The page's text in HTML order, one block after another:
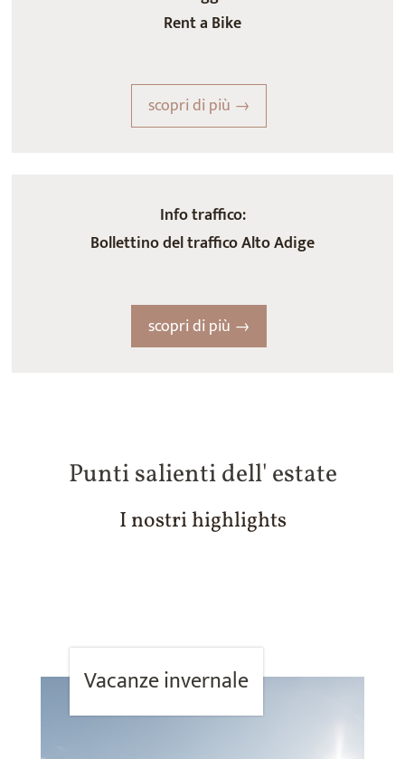
Rent a Bike
scopri di più →
Info traffico:
Bollettino del traffico Alto Adige
scopri di più →
Punti salienti dell' estate
I nostri highlights
Vacanze invernale